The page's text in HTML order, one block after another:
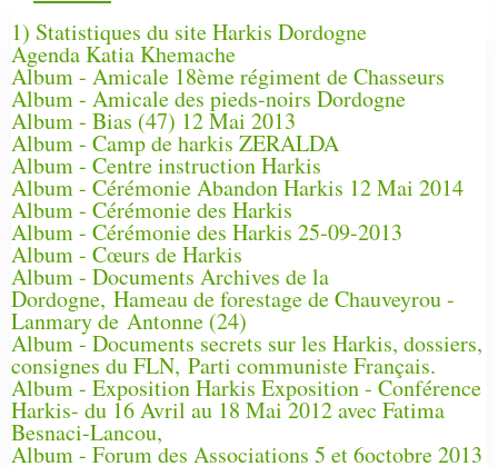
1) Statistiques du site Harkis Dordogne
Agenda Katia Khemache
Album - Amicale 18ème régiment de Chasseurs
Album - Amicale des pieds-noirs Dordogne
Album - Bias (47) 12 Mai 2013
Album - Camp de harkis ZERALDA
Album - Centre instruction Harkis
Album - Cérémonie Abandon Harkis 12 Mai 2014
Album - Cérémonie des Harkis
Album - Cérémonie des Harkis 25-09-2013
Album - Cœurs de Harkis
Album - Documents Archives de la
Dordogne, Hameau de forestage de Chauveyrou -
Lanmary de Antonne (24)
Album - Documents secrets sur les Harkis, dossiers,
consignes du FLN, Parti communiste Français.
Album - Exposition Harkis Exposition - Conférence
Harkis- du 16 Avril au 18 Mai 2012 avec Fatima
Besnaci-Lancou,
Album - Forum des Associations 5 et 6octobre 2013